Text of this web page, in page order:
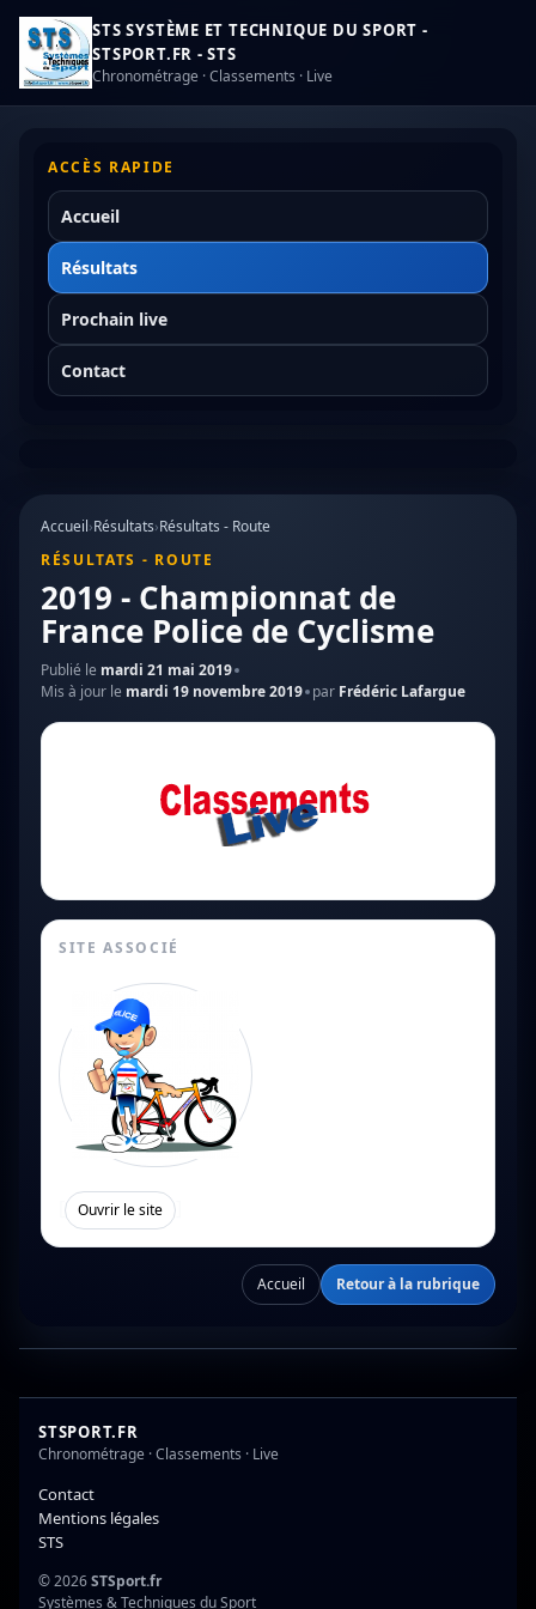
STS SYSTÈME ET TECHNIQUE DU SPORT -
STSPORT.FR - STS
Chronométrage · Classements · Live
ACCÈS RAPIDE
Accueil
Résultats
Prochain live
Contact
Accueil›Résultats›Résultats - Route
RÉSULTATS - ROUTE
2019 - Championnat de
France Police de Cyclisme
Publié le mardi 21 mai 2019
Mis à jour le mardi 19 novembre 2019 par Frédéric Lafargue
SITE ASSOCIÉ
Ouvrir le site
Accueil Retour à la rubrique
STSPORT.FR
Chronométrage · Classements · Live
Contact
Mentions légales
STS
© 2026STSport.fr
Systèmes & Techniques du Sport